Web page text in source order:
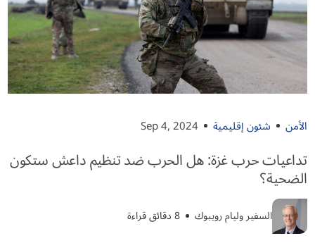
الأمن شئون إقليمية Sep 4, 2024
تداعيات حرب غزة: هل الحرب ضد تنظيم داعش ستكون
الضحية؟
السفير وليام رويبوك 8 دقائق قراءة